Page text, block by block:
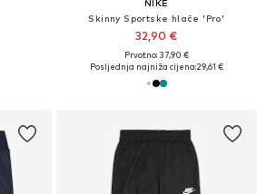
NIKE
Skinny Sportske hlače 'Pro'
32,90 €
Prvotno: 37,90 €
Posljednja najniža cijena:29,61 €